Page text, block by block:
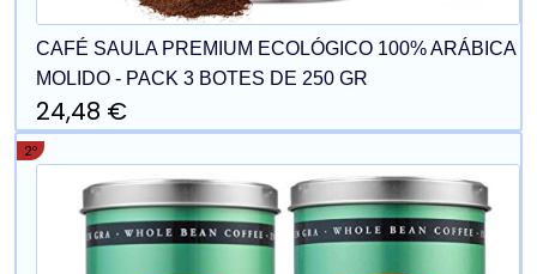
CAFÉ SAULA PREMIUM ECOLÓGICO 100% ARÁBICA
MOLIDO - PACK 3 BOTES DE 250 GR
24,48 €
2º